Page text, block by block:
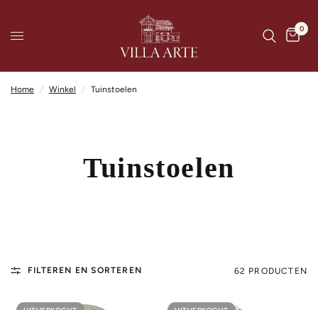
0
Home / Winkel / Tuinstoelen
Tuinstoelen
FILTEREN EN SORTEREN 62 PRODUCTEN